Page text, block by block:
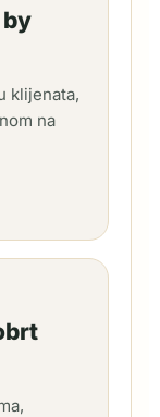
by
klijenata,
na